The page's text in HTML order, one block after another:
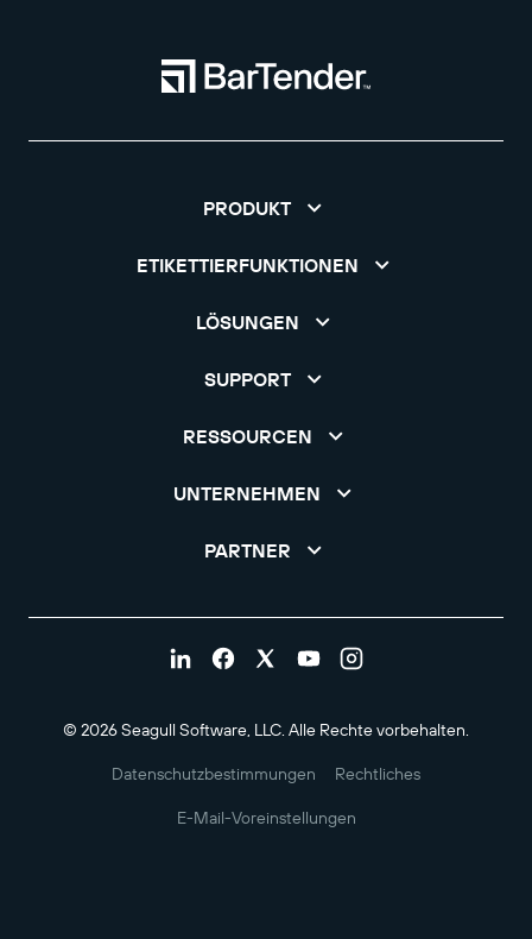
PRODUKT
ETIKETTIERFUNKTIONEN
LÖSUNGEN
SUPPORT
RESSOURCEN
UNTERNEHMEN
PARTNER
© 2026 Seagull Software, LLC. Alle Rechte vorbehalten.
Datenschutzbestimmungen Rechtliches
E-Mail-Voreinstellungen